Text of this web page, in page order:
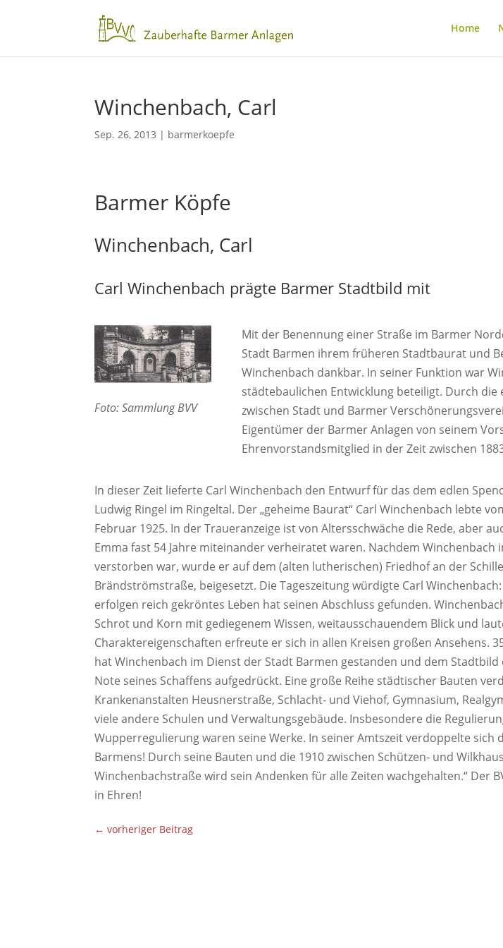
Home
Winchenbach, Carl
Sep. 26, 2013 | barmerkoepfe
Barmer Köpfe
Winchenbach, Carl
Carl Winchenbach prägte Barmer Stadtbild mit
Foto: Sammlung BVV
Mit der Benennung einer Straße im Barmer
Stadt Barmen ihrem früheren Stadtbaurat und
Winchenbach dankbar. In seiner Funktion war
städtebaulichen Entwicklung beteiligt. Durch die
zwischen Stadt und Barmer
Eigentümer der Barmer Anlagen von seinem
Ehrenvorstandsmitglied in der Zeit zwischen
In dieser Zeit lieferte Carl Winchenbach den Entwurf für das dem edlen
Ludwig Ringel im Ringeltal. Der „geheime Baurat“ Carl Winchenbach lebte
Februar 1925. In der Traueranzeige ist von Altersschwäche die Rede, aber
Emma fast 54 Jahre miteinander verheiratet waren. Nachdem Winchenbach
verstorben war, wurde er auf dem (alten lutherischen) Friedhof an der
Brändströmstraße, beigesetzt. Die Tageszeitung würdigte Carl
erfolgen reich gekröntes Leben hat seinen Abschluss gefunden.
Schrot und Korn mit gediegenem Wissen, weitausschauendem Blick und
Charaktereigenschaften erfreute er sich in allen Kreisen großen Ansehens.
hat Winchenbach im Dienst der Stadt Barmen gestanden und dem
Note seines Schaffens aufgedrückt. Eine große Reihe städtischer Bauten
Krankenanstalten Heusnerstraße, Schlacht- und Viehof, Gymnasium,
viele andere Schulen und Verwaltungsgebäude. Insbesondere die
Wupperregulierung waren seine Werke. In seiner Amtszeit verdoppelte sich
Barmens! Durch seine Bauten und die 1910 zwischen Schützen- und
Winchenbachstraße wird sein Andenken für alle Zeiten wachgehalten.“ Der
in Ehren!
←vorheriger Beitrag